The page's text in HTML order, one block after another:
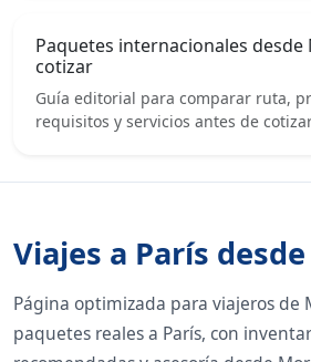
Paquetes internacionales
cotizar
Guía editorial para comparar ruta,
requisitos y servicios antes de
Viajes a París
Página optimizada para viajeros de
paquetes reales a París, con